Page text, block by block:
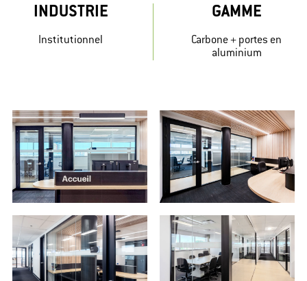
INDUSTRIE
Institutionnel
GAMME
Carbone + portes en
aluminium